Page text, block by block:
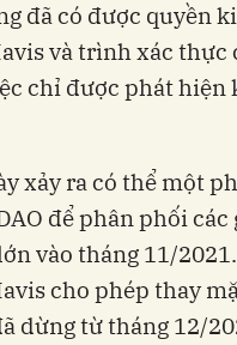
đã có được quyền
và trình xác thực
chỉ được phát
xảy ra có thể một
để phân phối
vào tháng 11/
cho phép thay
dừng từ tháng 12/